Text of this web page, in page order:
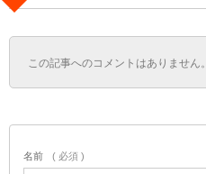
この記事へのコメントはありません。
名前 ( 必須 )